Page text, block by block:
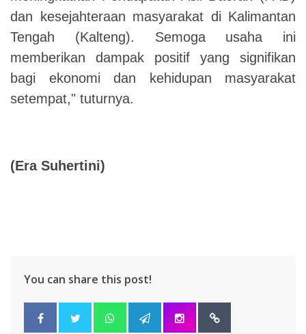
dan kesejahteraan masyarakat di Kalimantan
Tengah (Kalteng). Semoga usaha ini
memberikan dampak positif yang signifikan
bagi ekonomi dan kehidupan masyarakat
setempat," tuturnya.
(Era Suhertini)
You can share this post!